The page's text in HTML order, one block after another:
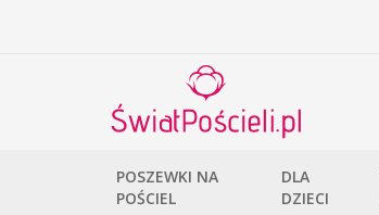
POSZEWKI NA
POŚCIEL
DLA
DZIECI